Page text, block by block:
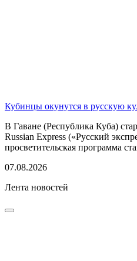
Кубинцы окунутся в русскую
В Гаване (Республика Куба)
Russian Express («Русский
просветительская программа
07.08.2026
Лента новостей